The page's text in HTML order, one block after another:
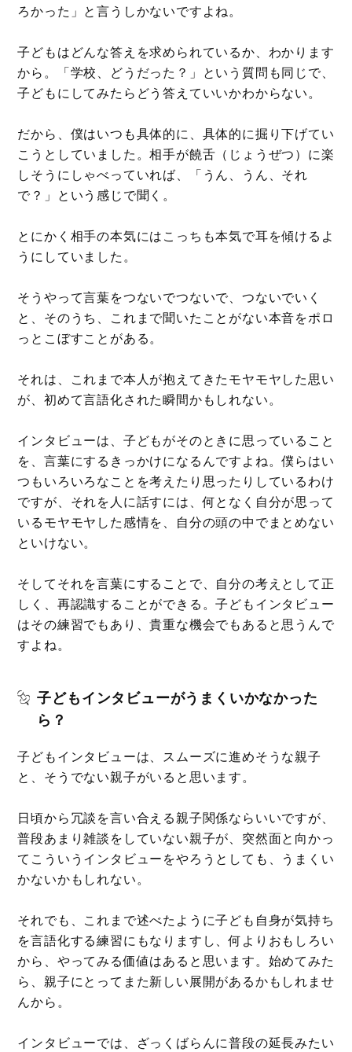
ろかった」と言うしかないですよね。
子どもはどんな答えを求められているか、わかります
から。「学校、どうだった？」という質問も同じで、
子どもにしてみたらどう答えていいかわからない。
だから、僕はいつも具体的に、具体的に掘り下げてい
こうとしていました。相手が饒舌（じょうぜつ）に楽
しそうにしゃべっていれば、「うん、うん、それ
で？」という感じで聞く。
とにかく相手の本気にはこっちも本気で耳を傾けるよ
うにしていました。
そうやって言葉をつないでつないで、つないでいく
と、そのうち、これまで聞いたことがない本音をポロ
っとこぼすことがある。
それは、これまで本人が抱えてきたモヤモヤした思い
が、初めて言語化された瞬間かもしれない。
インタビューは、子どもがそのときに思っていること
を、言葉にするきっかけになるんですよね。僕らはい
つもいろいろなことを考えたり思ったりしているわけ
ですが、それを人に話すには、何となく自分が思って
いるモヤモヤした感情を、自分の頭の中でまとめない
といけない。
そしてそれを言葉にすることで、自分の考えとして正
しく、再認識することができる。子どもインタビュー
はその練習でもあり、貴重な機会でもあると思うんで
すよね。
子どもインタビューがうまくいかなかった
ら？
子どもインタビューは、スムーズに進めそうな親子
と、そうでない親子がいると思います。
日頃から冗談を言い合える親子関係ならいいですが、
普段あまり雑談をしていない親子が、突然面と向かっ
てこういうインタビューをやろうとしても、うまくい
かないかもしれない。
それでも、これまで述べたように子ども自身が気持ち
を言語化する練習にもなりますし、何よりおもしろい
から、やってみる価値はあると思います。始めてみた
ら、親子にとってまた新しい展開があるかもしれませ
んから。
インタビューでは、ざっくばらんに普段の延長みたい